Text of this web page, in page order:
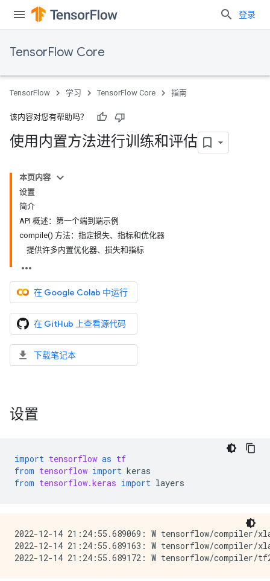
登录
TensorFlow Core
TensorFlow 学习 TensorFlow Core 指南
该内容对您有帮助吗？
使用内置方法进行训练和评估
本页内容
设置
简介
API 概述：第一个端到端示例
compile() 方法：指定损失、指标和优化器
提供许多内置优化器、损失和指标
在 Google Colab 中运行
在 GitHub 上查看源代码
下载笔记本
设置
import tensorflow as tf
from tensorflow import keras
from tensorflow.keras import layers
2022-12-14 21:24:55.689069: W tensorflow/
2022-12-14 21:24:55.689163: W tensorflow/